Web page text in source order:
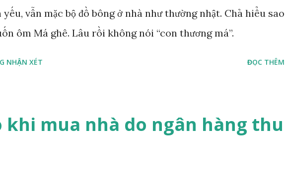
yếu, vẫn mặc bộ đồ bông ở nhà như thường nhật. Chả hiểu sao
ôm Má ghê. Lâu rồi không nói “con thương má”.
NHẬN XÉT ĐỌC THÊM
khi mua nhà do ngân hàng thu